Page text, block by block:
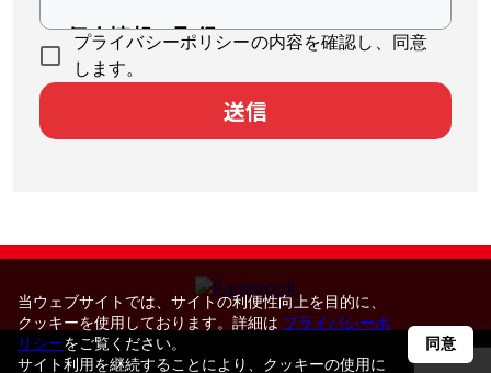
個人情報の取得
当社は、適法かつ公正な手段によって個人
情報を取得します。
個人情報の利用
本サービスのユーザ個人に対して最適
化された情報を配信するため
統計的分析により本サービスの品質向
上に役立てるため
プライバシーポリシーの内容を確認し、同意
します。
送信
当ウェブサイトでは、サイトの利便性向上を目的に、
クッキーを使用しております。詳細は プライバシーポ
リシーをご覧ください。
サイト利用を継続することにより、クッキーの使用に
同意